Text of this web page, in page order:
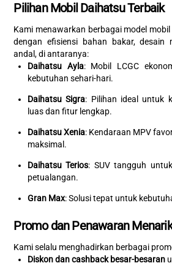
Pilihan Mobil Daihatsu Terbaik
Kami menawarkan berbagai model
dengan efisiensi bahan bakar, desain
andal, di antaranya:
Daihatsu Ayla: Mobil LCGC
kebutuhan sehari-hari.
Daihatsu Sigra: Pilihan ideal untuk
luas dan fitur lengkap.
Daihatsu Xenia: Kendaraan MPV
maksimal.
Daihatsu Terios: SUV tangguh
petualangan.
Gran Max: Solusi tepat untuk
Promo dan Penawaran Menarik
Kami selalu menghadirkan berbagai
Diskon dan cashback besar-besaran